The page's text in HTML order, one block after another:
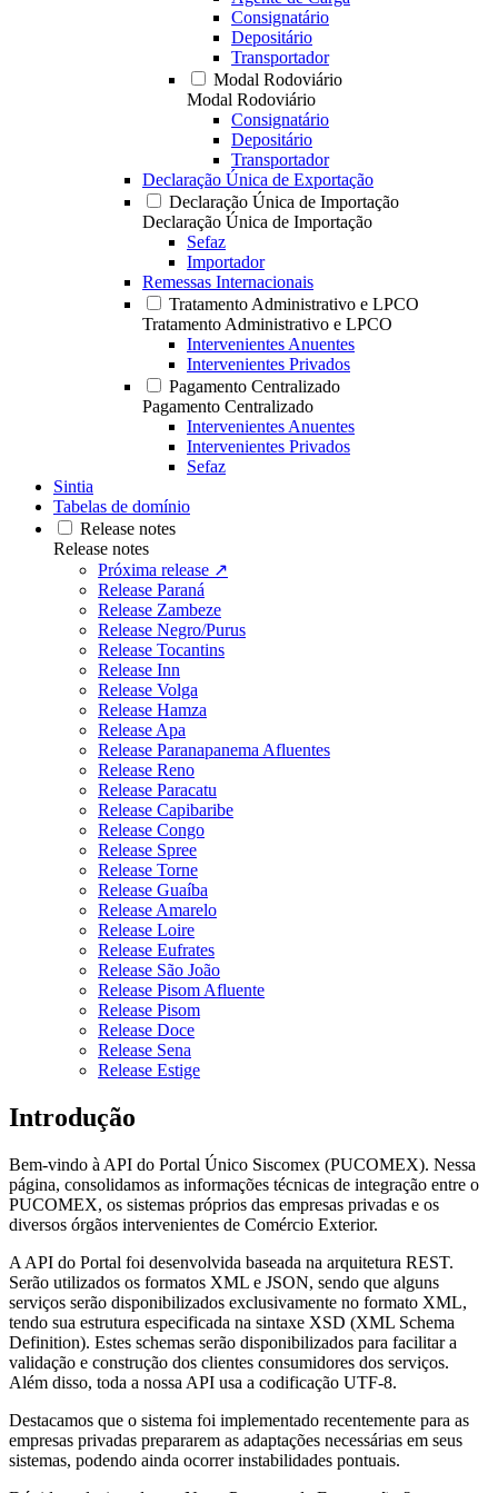
Consignatário
Depositário
Transportador
Modal Rodoviário
Modal Rodoviário
Consignatário
Depositário
Transportador
Declaração Única de Exportação
Declaração Única de Importação
Declaração Única de Importação
Sefaz
Importador
Remessas Internacionais
Tratamento Administrativo e LPCO
Tratamento Administrativo e LPCO
Intervenientes Anuentes
Intervenientes Privados
Pagamento Centralizado
Pagamento Centralizado
Intervenientes Anuentes
Intervenientes Privados
Sefaz
Sintia
Tabelas de domínio
Release notes
Release notes
Próxima release ↗
Release Paraná
Release Zambeze
Release Negro/Purus
Release Tocantins
Release Inn
Release Volga
Release Hamza
Release Apa
Release Paranapanema Afluentes
Release Reno
Release Paracatu
Release Capibaribe
Release Congo
Release Spree
Release Torne
Release Guaíba
Release Amarelo
Release Loire
Release Eufrates
Release São João
Release Pisom Afluente
Release Pisom
Release Doce
Release Sena
Release Estige
Introdução
Bem-vindo à API do Portal Único Siscomex (PUCOMEX). Nessa
página, consolidamos as informações técnicas de integração entre o
PUCOMEX, os sistemas próprios das empresas privadas e os
diversos órgãos intervenientes de Comércio Exterior.
A API do Portal foi desenvolvida baseada na arquitetura REST.
Serão utilizados os formatos XML e JSON, sendo que alguns
serviços serão disponibilizados exclusivamente no formato XML,
tendo sua estrutura especificada na sintaxe XSD (XML Schema
Definition). Estes schemas serão disponibilizados para facilitar a
validação e construção dos clientes consumidores dos serviços.
Além disso, toda a nossa API usa a codificação UTF-8.
Destacamos que o sistema foi implementado recentemente para as
empresas privadas prepararem as adaptações necessárias em seus
sistemas, podendo ainda ocorrer instabilidades pontuais.